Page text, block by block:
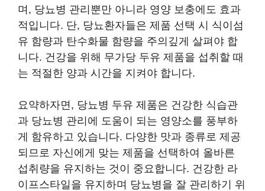
며, 당뇨병 관리뿐만 아니라 영양 보충에도 효과
적입니다. 단, 당뇨환자들은 제품 선택 시 식이섬
유 함량과 탄수화물 함량을 주의깊게 살펴야 합
니다. 건강을 위해 무가당 두유 제품을 섭취할 때
는 적절한 양과 시간을 지켜야 합니다.
요약하자면, 당뇨병 두유 제품은 건강한 식습관
과 당뇨병 관리에 도움이 되는 영양소를 풍부하
게 함유하고 있습니다. 다양한 맛과 종류로 제공
되므로 자신에게 맞는 제품을 선택하여 올바른
섭취량을 유지하는 것이 중요합니다. 건강한 라
이프스타일을 유지하며 당뇨병을 잘 관리하기 위